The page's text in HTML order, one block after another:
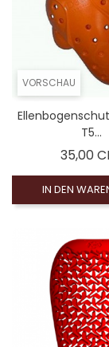
VORSCHAU
T5...
35,00
IN DEN